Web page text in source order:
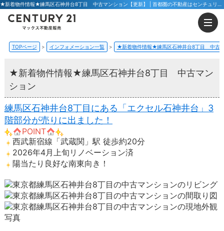
TOPページ インフォメーション一覧 ★新着物件情報★練馬区石神井台8丁目 中古
★新着物件情報★練馬区石神井台8丁目 中古マン
ション
練馬区石神井台8丁目にある「エクセル石神井台」3
階部分が売りに出ました！
POINT
西武新宿線「武蔵関」駅 徒歩約20分
2026年4月上旬リノベーション済
陽当たり良好な南東向き！